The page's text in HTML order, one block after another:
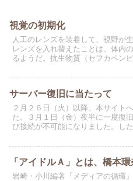
視覚の初期化
人工のレンズを装着して、視野が
レンズを入れ替えたことは、体内
るようだ。抗生物質（セフカペン
で終わったので、封印されていた
サーバー復旧に当たって
２月２６日（火）以降、本サイト
た。３月１日（金）夜半に一度復
び接続が不可能になりました。し
「アイドルＡ」とは、橋本
岩崎・小川編著『メディアの循環